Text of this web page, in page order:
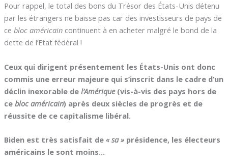
Pour rappel, le total des bons du Trésor des États-Unis détenu
par les étrangers ne baisse pas car des investisseurs de pays de
ce bloc américaincontinuent à en acheter malgré le bond de la
dette de l’Etat fédéral !
Ceux qui dirigent présentement les États-Unis ont donc
commis une erreur majeure qui s’inscrit dans le cadre d’un
déclin inexorable de l’Amérique (vis-à-vis des pays hors de
ce bloc américain) après deux siècles de progrès et de
réussite de ce capitalisme libéral.
Biden est très satisfait de« sa »présidence, les électeurs
américains le sont moins…